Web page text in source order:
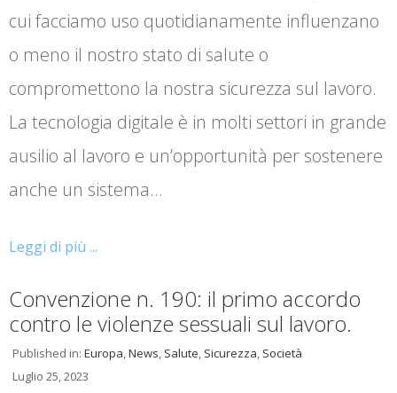
cui facciamo uso quotidianamente influenzano
o meno il nostro stato di salute o
compromettono la nostra sicurezza sul lavoro.
La tecnologia digitale è in molti settori in grande
ausilio al lavoro e un’opportunità per sostenere
anche un sistema…
Leggi di più ...
Convenzione n. 190: il primo accordo
contro le violenze sessuali sul lavoro.
Published in: Europa News Salute Sicurezza Società
Luglio 25, 2023